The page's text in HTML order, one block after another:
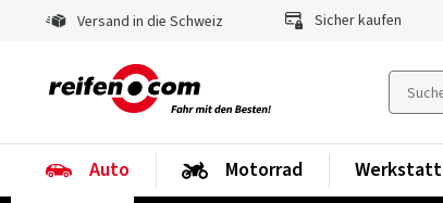
Versand in die Schweiz Sicher kaufen
Auto
Motorrad Werkstatt